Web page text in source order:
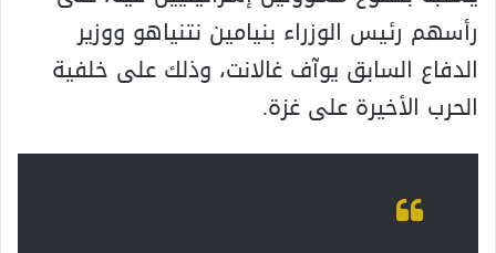
رأسهم رئيس الوزراء بنيامين نتنياهو ووزير
الدفاع السابق يوآف غالانت، وذلك على خلفية
الحرب الأخيرة على غزة.